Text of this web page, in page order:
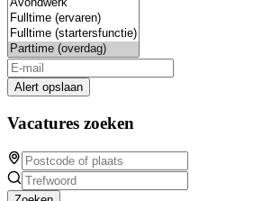
Alert opslaan
Vacatures zoeken